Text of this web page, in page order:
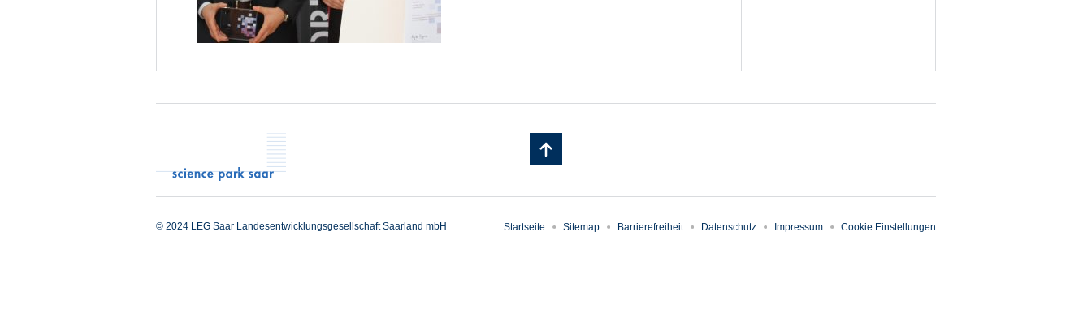
© 2024 LEG Saar Landesentwicklungsgesellschaft Saarland mbH Startseite Sitemap Barrierefreiheit Datenschutz Impressum Cookie Einstellungen